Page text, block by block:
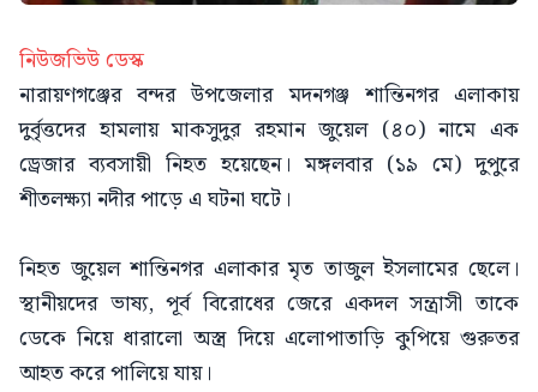
নিউজভিউ ডেস্ক
নারায়ণগঞ্জের বন্দর উপজেলার মদনগঞ্জ শান্তিনগর এলাকায়
দুর্বৃত্তদের হামলায় মাকসুদুর রহমান জুয়েল (৪০) নামে এক
ড্রেজার ব্যবসায়ী নিহত হয়েছেন। মঙ্গলবার (১৯ মে) দুপুরে
শীতলক্ষ্যা নদীর পাড়ে এ ঘটনা ঘটে।
নিহত জুয়েল শান্তিনগর এলাকার মৃত তাজুল ইসলামের ছেলে।
স্থানীয়দের ভাষ্য, পূর্ব বিরোধের জেরে একদল সন্ত্রাসী তাকে
ডেকে নিয়ে ধারালো অস্ত্র দিয়ে এলোপাতাড়ি কুপিয়ে গুরুতর
আহত করে পালিয়ে যায়।